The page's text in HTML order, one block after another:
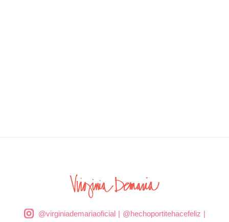
@virginiademariaoficial| @hechoportitehacefeliz |